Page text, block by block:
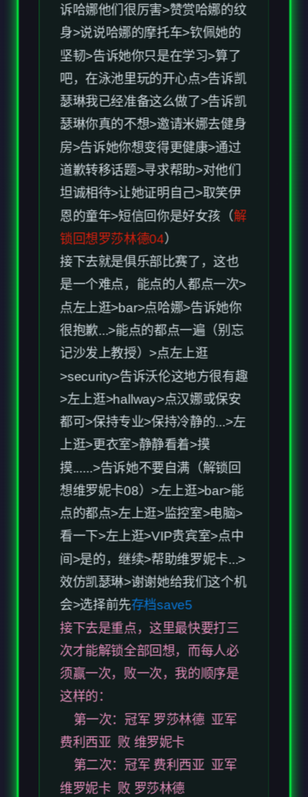
瑟琳我已经准备这么做了>告诉凯
瑟琳你真的不想>邀请米娜去健身
房>告诉她你想变得更健康>通过
道歉转移话题>寻求帮助>对他们
坦诚相待>让她证明自己>取笑伊
恩的童年>短信回你是好女孩（解
锁回想罗莎林德04）
接下去就是俱乐部比赛了，这也
是一个难点，能点的人都点一次>
点左上逛>bar>点哈娜>告诉她你
很抱歉...>能点的都点一遍（别忘
记沙发上教授）>点左上逛
>security>告诉沃伦这地方很有趣
>左上逛>hallway>点汉娜或保安
都可>保持专业>保持冷静的...>左
上逛>更衣室>静静看着>摸
摸......>告诉她不要自满（解锁回
想维罗妮卡08）>左上逛>bar>能
点的都点>左上逛>监控室>电脑>
看一下>左上逛>VIP贵宾室>点中
间>是的，继续>帮助维罗妮卡...>
效仿凯瑟琳>谢谢她给我们这个机
会>选择前先存档save5
接下去是重点，这里最快要打三
次才能解锁全部回想，而每人必
须赢一次，败一次，我的顺序是
这样的：
第一次：冠军 罗莎林德 亚军
费利西亚 败 维罗妮卡
第二次：冠军 费利西亚 亚军
维罗妮卡 败 罗莎林德
第三次：冠军 维罗妮卡 亚军
罗莎林德 败 费利西亚